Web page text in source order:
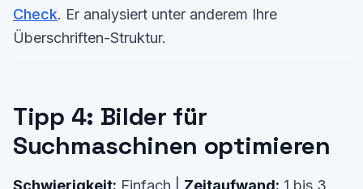
Check. Er analysiert unter anderem Ihre
Überschriften-Struktur.
Tipp 4: Bilder für
Suchmaschinen optimieren
Schwierigkeit: Einfach | Zeitaufwand: 1 bis 3